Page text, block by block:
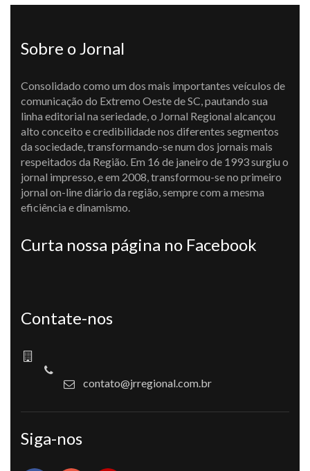
Sobre o Jornal
Consolidado como um dos mais importantes veículos de
comunicação do Extremo Oeste de SC, pautando sua
linha editorial na seriedade, o Jornal Regional alcançou
alto conceito e credibilidade nos diferentes segmentos
da sociedade, transformando-se num dos jornais mais
respeitados da Região. Em 16 de janeiro de 1993 surgiu o
jornal impresso, e em 2008, transformou-se no primeiro
jornal on-line diário da região, sempre com a mesma
eficiência e dinamismo.
Curta nossa página no Facebook
Contate-nos
contato@jrregional.com.br
Siga-nos